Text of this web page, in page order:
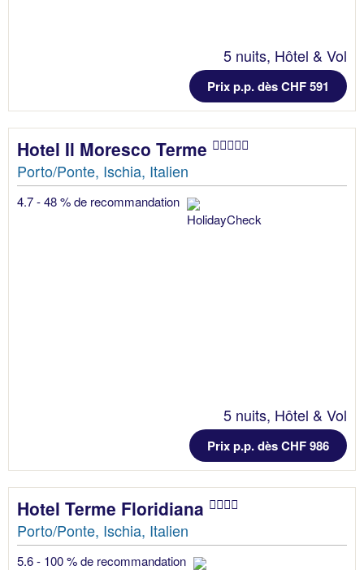
5 nuits, Hôtel & Vol
Prix p.p. dès CHF 591
Hotel Il Moresco Terme
Porto/Ponte, Ischia, Italien
4.7 - 48 % de recommandation
5 nuits, Hôtel & Vol
Prix p.p. dès CHF 986
Hotel Terme Floridiana
Porto/Ponte, Ischia, Italien
5.6 - 100 % de recommandation